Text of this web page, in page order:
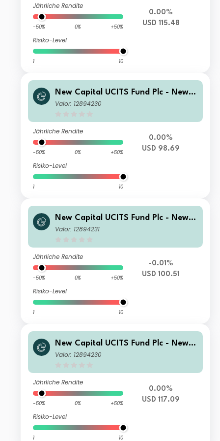
Jährliche Rendite
-50% 0% +50%
Risiko-Level
1 10
0.00%
USD 115.48
New Capital UCITS Fund Plc - New C
apital Fixed Maturity Bond Fund 202
Valor: 12894230
Jährliche Rendite
-50% 0% +50%
Risiko-Level
1 10
0.00%
USD 98.69
New Capital UCITS Fund Plc - New C
apital Fixed Maturity Bond Fund 202
Valor: 12894231
Jährliche Rendite
-50% 0% +50%
Risiko-Level
1 10
-0.01%
USD 100.51
New Capital UCITS Fund Plc - New C
apital Fixed Maturity Bond Fund 202
Valor: 12894230
Jährliche Rendite
-50% 0% +50%
Risiko-Level
1 10
0.00%
USD 117.09